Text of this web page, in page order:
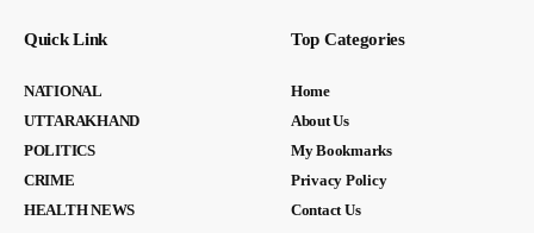
Quick Link
NATIONAL
UTTARAKHAND
POLITICS
CRIME
HEALTH NEWS
Top Categories
Home
About Us
My Bookmarks
Privacy Policy
Contact Us